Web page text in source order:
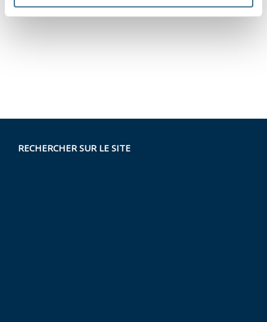
RECHERCHER SUR LE SITE